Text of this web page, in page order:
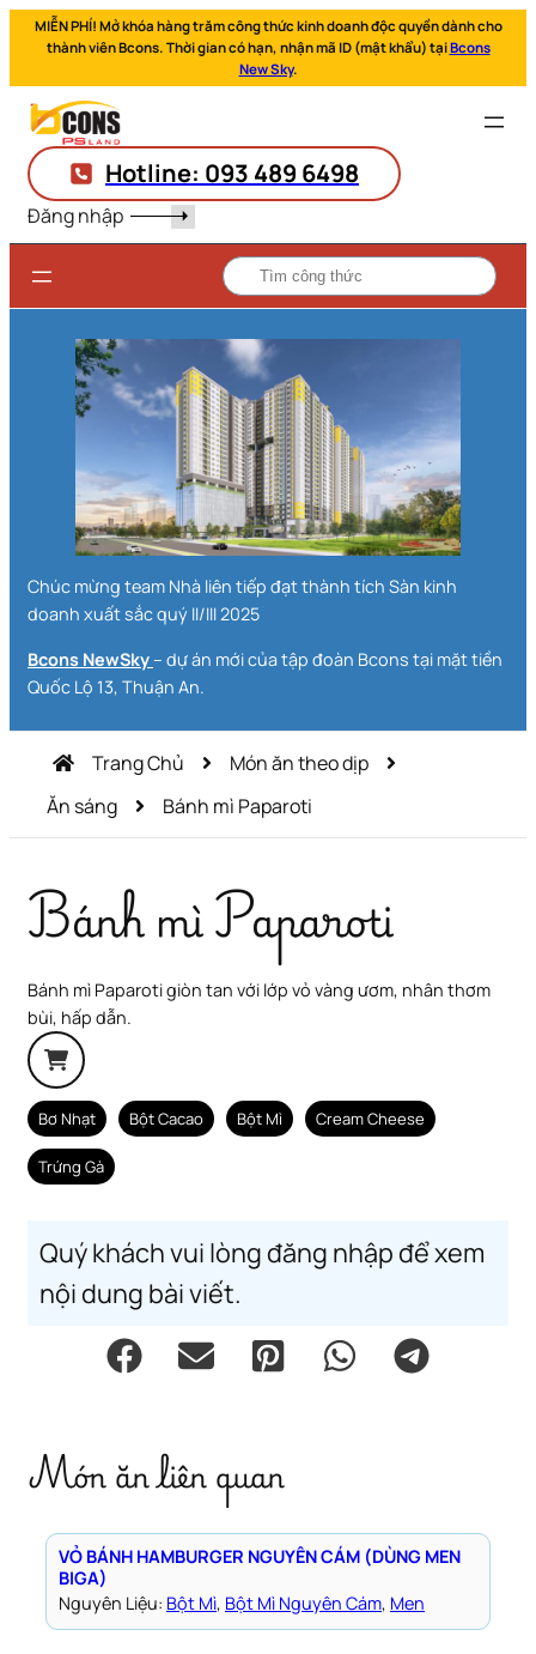
MIỄN PHÍ! Mở khóa hàng trăm công thức kinh doanh độc quyền dành cho
thành viên Bcons. Thời gian có hạn, nhận mã ID (mật khẩu) tạiBcons
New Sky.
Hotline: 093 489 6498
Đăng nhập
Chúc mừng team Nhà liên tiếp đạt thành tích Sàn kinh
doanh xuất sắc quý II/III 2025
Bcons NewSky– dự án mới của tập đoàn Bcons tại mặt tiền
Quốc Lộ 13, Thuận An.
Trang Chủ
Món ăn theo dịp
Ăn sáng
Bánh mì Paparoti
Bánh mì Paparoti
Bánh mì Paparoti giòn tan với lớp vỏ vàng ươm, nhân thơm
bùi, hấp dẫn.
Bơ Nhạt Bột Cacao Bột Mì Cream Cheese
Trứng Gà
Quý khách vui lòng đăng nhập để xem
nội dung bài viết.
Món ăn liên quan
VỎ BÁNH HAMBURGER NGUYÊN CÁM (DÙNG MEN
BIGA)
Nguyên Liệu: Bột Mì, Bột Mì Nguyên Cám, Men